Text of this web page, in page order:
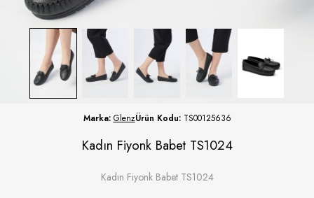
Marka: GlenzÜrün Kodu: TS00125636
Kadın Fiyonk Babet TS1024
Kadın Fiyonk Babet TS1024